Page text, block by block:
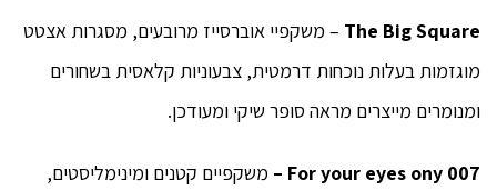
The Big Square – משקפיי אוברסייז מרובעים, מסגרות אצטט
מוגזמות בעלות נוכחות דרמטית, צבעוניות קלאסית בשחורים
ומנומרים מייצרים מראה סופר שיקי ומעודכן.
007 For your eyes ony
– משקפיים קטנים ומינימליסטים,